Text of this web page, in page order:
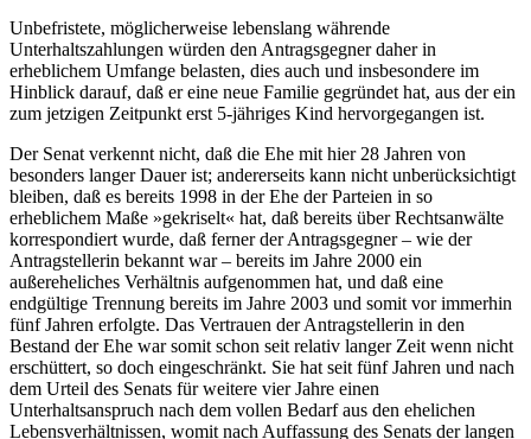
Unbefristete, möglicherweise lebenslang währende
Unterhaltszahlungen würden den Antragsgegner daher in
erheblichem Umfange belasten, dies auch und insbesondere im
Hinblick darauf, daß er eine neue Familie gegründet hat, aus der ein
zum jetzigen Zeitpunkt erst 5-jähriges Kind hervorgegangen ist.
Der Senat verkennt nicht, daß die Ehe mit hier 28 Jahren von
besonders langer Dauer ist; andererseits kann nicht unberücksichtigt
bleiben, daß es bereits 1998 in der Ehe der Parteien in so
erheblichem Maße »gekriselt« hat, daß bereits über Rechtsanwälte
korrespondiert wurde, daß ferner der Antragsgegner – wie der
Antragstellerin bekannt war – bereits im Jahre 2000 ein
außereheliches Verhältnis aufgenommen hat, und daß eine
endgültige Trennung bereits im Jahre 2003 und somit vor immerhin
fünf Jahren erfolgte. Das Vertrauen der Antragstellerin in den
Bestand der Ehe war somit schon seit relativ langer Zeit wenn nicht
erschüttert, so doch eingeschränkt. Sie hat seit fünf Jahren und nach
dem Urteil des Senats für weitere vier Jahre einen
Unterhaltsanspruch nach dem vollen Bedarf aus den ehelichen
Lebensverhältnissen, womit nach Auffassung des Senats der langen